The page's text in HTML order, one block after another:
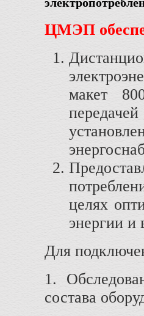
ЦМЭП
макет
целях
энергии и
Для
1.
состава